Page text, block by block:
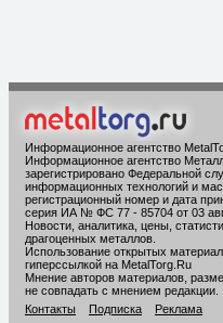
Информационное агентство
Информационное агентство
зарегистрировано Федеральной
информационных технологий и
регистрационный номер и дата
серия ИА № ФС 77 - 85704 от 03
Новости, аналитика, цены,
драгоценных металлов.
Использование открытых
гиперссылкой на MetalTorg.Ru
Мнение авторов материалов,
не совпадать с мнением редакции.
Контакты
Подписка Реклама